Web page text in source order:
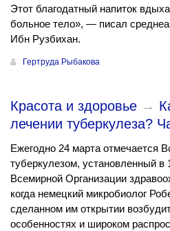
Этот благодатный напиток
больное тело», — писал
Ибн Рузбихан.
Гертруда Рыбакова
Красота и здоровье →
лечении туберкулеза?
Ежегодно 24 марта отмечается
туберкулезом, установленный в
Всемирной Организации
когда немецкий микробиолог
сделанном им открытии
особенностях и широком